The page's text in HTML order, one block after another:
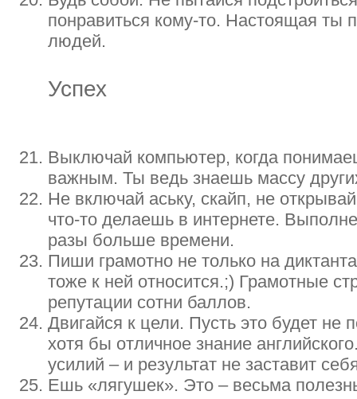
понравиться кому-то. Настоящая ты
людей.
Успех
Выключай компьютер, когда
важным. Ты ведь знаешь массу
Не включай аську, скайп, не
что-то делаешь в интернете.
разы больше времени.
Пиши грамотно не только на
тоже к ней относится.;) Грамотные
репутации сотни баллов.
Двигайся к цели. Пусть это будет не
хотя бы отличное знание
усилий – и результат не заставит
Ешь «лягушек». Это – весьма